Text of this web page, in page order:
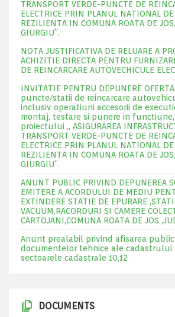
TRANSPORT VERDE-PUNCTE DE
ELECTRICE PRIN PLANUL NATIONAL DE
REZILIENTA IN COMUNA ROATA DE
GIURGIU”.
NOTA JUSTIFICATIVA DE RELUARE A
ACHIZITIE DIRECTA PENTRU
DE REINCARCARE AUTOVECHICULE
INVITATIE PENTRU DEPUNERE
puncte/statii de reincarcare
inclusiv operatiuni accesorii de
montaj, testare si punere in functiune,
proiectului „ ASIGURAREA
TRANSPORT VERDE-PUNCTE DE
ELECTRICE PRIN PLANUL NATIONAL DE
REZILIENTA IN COMUNA ROATA DE
GIURGIU”.
ANUNT PUBLIC PRIVIND DEPUNEREA
EMITERE A ACORDULUI DE MEDIU
EXTINDERE STATIE DE EPURARE
VACUUM,RACORDURI SI CAMERE
CARTOJANI,COMUNA ROATA DE JOS
Anunt prealabil privind afisarea
documentelor tehnice ale cadastrului
sectoarele cadastrale 10,12
DOCUMENTS